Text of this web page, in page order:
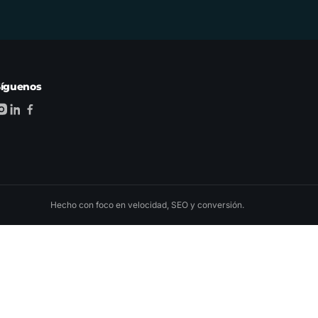
Hecho con foco en velocidad, SEO y conversión.